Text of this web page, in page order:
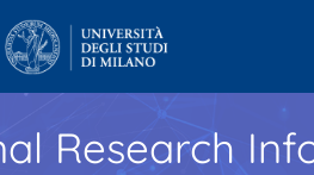
Research